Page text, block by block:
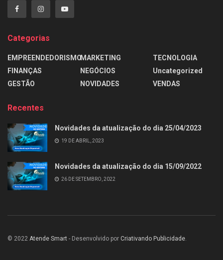
Categorias
EMPREENDEDORISMO
FINANÇAS
GESTÃO
MARKETING
NEGÓCIOS
NOVIDADES
TECNOLOGIA
Uncategorized
VENDAS
Recentes
Novidades da atualização do dia 25/04/2023
19 DE ABRIL, 2023
Novidades da atualização do dia 15/09/2022
26 DE SETEMBRO, 2022
© 2022 Atende Smart - Desenvolvido por Criativando Publicidade.